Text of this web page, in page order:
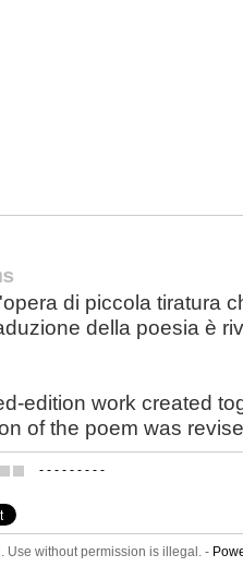
di piccola tiratura
della poesia è
edition work created
of the poem was
- - - - - - - - -
Use without permission is illegal. -